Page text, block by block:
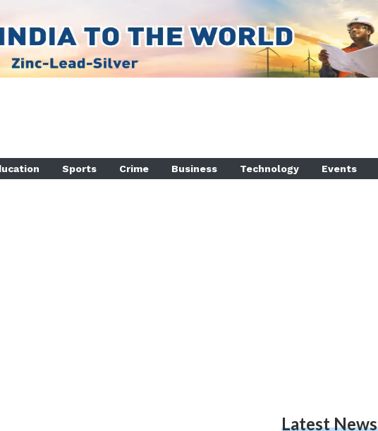
Sports Crime Business Technology Events
Latest News